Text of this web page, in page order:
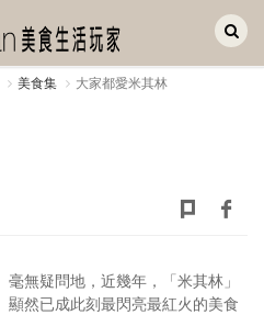
美食集 大家都愛米其林
毫無疑問地，近幾年，「米其林」
顯然已成此刻最閃亮最紅火的美食